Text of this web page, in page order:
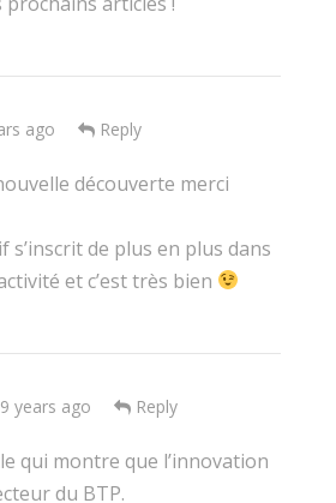
ago Reply
découverte merci
s’inscrit de plus en plus dans
et c’est très bien
9 years ago Reply
qui montre que l’innovation
du BTP.